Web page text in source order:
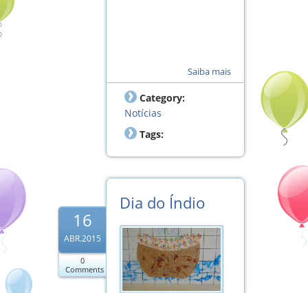
Saiba mais
Category:
Notícias
Tags:
16
ABR.2015
0
Comments
Dia do Índio